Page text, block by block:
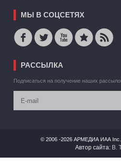
МЫ В СОЦСЕТЯХ
РАССЫЛКА
Подписаться на получение наших
© 2006 -2026 АРМЕДИА ИАА
Автор сайта: В.